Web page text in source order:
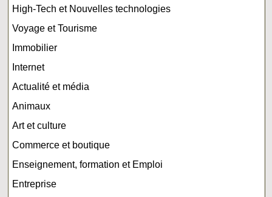
High-Tech et Nouvelles technologies
Voyage et Tourisme
Immobilier
Internet
Actualité et média
Animaux
Art et culture
Commerce et boutique
Enseignement, formation et Emploi
Entreprise